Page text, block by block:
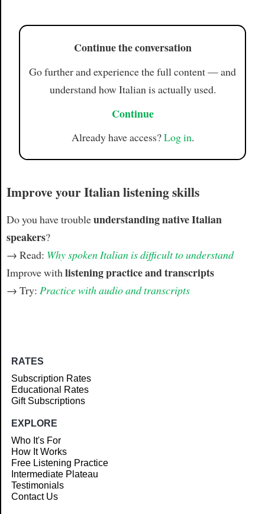
Article
Continue the conversation
Go further and experience the full content — and
understand how Italian is actually used.
Continue
Already have access?Log in.
Improve your Italian listening skills
Do you have troubleunderstanding native Italian
speakers?
→ Read: Why spoken Italian is difficult to understand
Improve with listening practice and transcripts
→ Try: Practice with audio and transcripts
RATES
Subscription Rates
Educational Rates
Gift Subscriptions
EXPLORE
Who It's For
How It Works
Free Listening Practice
Intermediate Plateau
Testimonials
Contact Us